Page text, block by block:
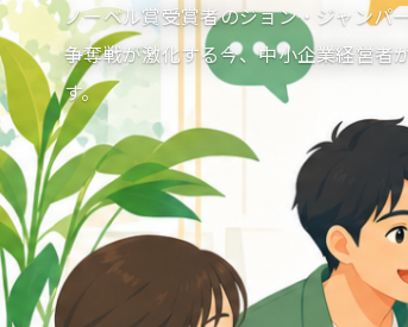
ノーベル賞受賞者のジョン・ジャン
争奪戦が激化する今、中小企業経営者
す。